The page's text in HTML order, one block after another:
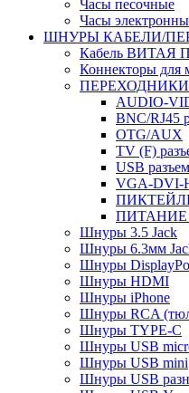
Часы песочные
Часы
ШНУРЫ КАБЕЛИ/
Кабель ВИТАЯ
Коннекторы для
AUDIO-
BNC/RJ45
OTG/AUX
TV (F)
USB
VGA-DVI-
ПИТАНИЕ
Шнуры 3.5 Jack
Шнуры 6.3мм
Шнуры
Шнуры HDMI
Шнуры iPhone
Шнуры RCA
Шнуры TYPE-C
Шнуры USB
Шнуры USB mini
Шнуры USB